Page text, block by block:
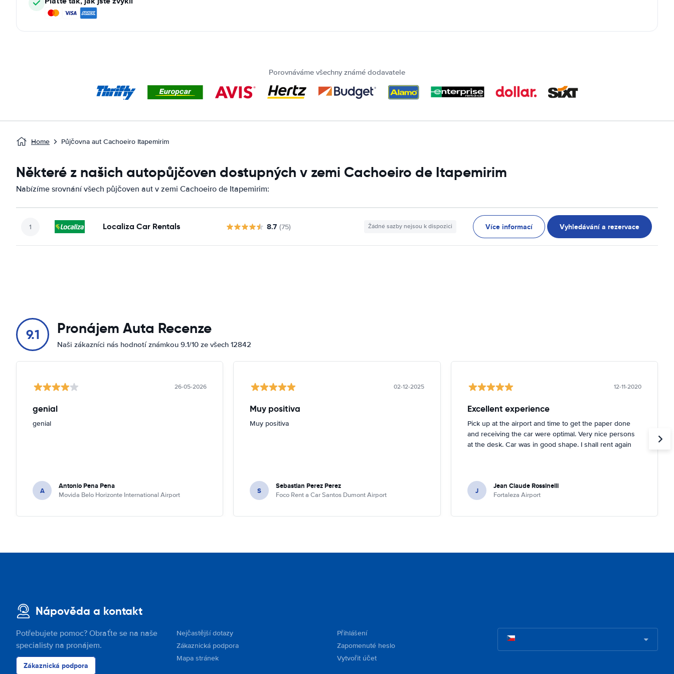
Porovnáváme všechny známé dodavatele
Home Půjčovna aut Cachoeiro Itapemirim
Některé z našich autopůjčoven dostupných v zemi Cachoeiro de Itapemirim
Nabízíme srovnání všech půjčoven aut v zemi Cachoeiro de Itapemirim:
Localiza Car Rentals 8.7 (75) Žádné sazby nejsou k dispozici Více informací Vyhledávání a rezervace
9.1 Pronájem Auta Recenze
Naši zákazníci nás hodnotí známkou 9.1/10 ze všech 12842
26-05-2026
genial
genial
A Antonio Pena Pena
Movida Belo Horizonte International Airport
02-12-2025
Muy positiva
Muy positiva
S Sebastian Perez Perez
Foco Rent a Car Santos Dumont Airport
12-11-2020
Excellent experience
Pick up at the airport and time to get the paper done
and receiving the car were optimal. Very nice persons
at the desk. Car was in good shape. I shall rent again
J Jean Claude Rossinelli
Fortaleza Airport
Nápověda a kontakt
Potřebujete pomoc? Obraťte se na naše
specialisty na pronájem.
Zákaznická podpora
Nejčastější dotazy
Zákaznická podpora
Mapa stránek
Přihlášení
Zapomenuté heslo
Vytvořit účet